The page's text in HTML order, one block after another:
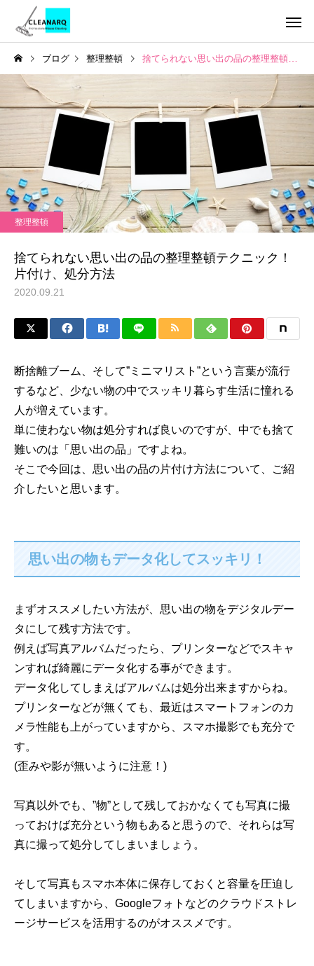
引っ越し前後まるごと
セット
チタンコー
レンジフードクリーニ
ング
ハウスクリーニング
全般
年1回は必ず掃除したい場
所リスト10選｜放置すると
危険な家の汚れと家庭にあ
る道具でできる掃除方法
お掃除テクニック
水垢が洗剤で落ちない
の理由とは？ | 自宅で
る簡単掃除から頑固な
ブログ 整理整頓 捨てられない思い出の品の整理整頓テクニック！片付け、処分方法
整理整頓
捨てられない思い出の品の整理整頓テクニック！
片付け、処分方法
2020.09.21
断捨離ブーム、そして”ミニマリスト”という言葉が流行
するなど、少ない物の中でスッキリ暮らす生活に憧れる
人が増えています。
単に使わない物は処分すれば良いのですが、中でも捨て
難いのは「思い出の品」ですよね。
そこで今回は、思い出の品の片付け方法について、ご紹
介したいと思います。
思い出の物もデータ化してスッキリ！
まずオススメしたい方法が、思い出の物をデジタルデー
タにして残す方法です。
例えば写真アルバムだったら、プリンターなどでスキャ
ンすれば綺麗にデータ化する事ができます。
データ化してしまえばアルバムは処分出来ますからね。
プリンターなどが無くても、最近はスマートフォンのカ
メラ性能も上がっていますから、スマホ撮影でも充分で
す。
(歪みや影が無いように注意！)
写真以外でも、”物”として残しておかなくても写真に撮
っておけば充分という物もあると思うので、それらは写
真に撮って処分してしまいましょう。
そして写真もスマホ本体に保存しておくと容量を圧迫し
てしまいますから、Googleフォトなどのクラウドストレ
ージサービスを活用するのがオススメです。